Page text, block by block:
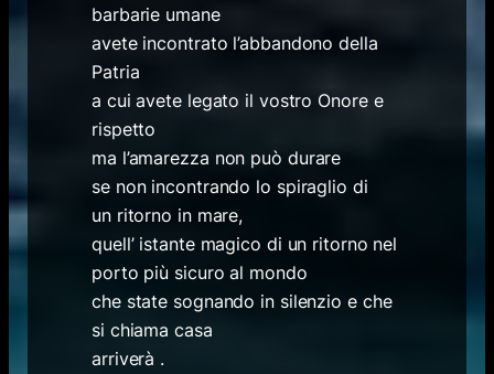
barbarie umane
avete incontrato l’abbandono della
Patria
a cui avete legato il vostro Onore e
rispetto
ma l’amarezza non può durare
se non incontrando lo spiraglio di
un ritorno in mare,
quell’ istante magico di un ritorno nel
porto più sicuro al mondo
che state sognando in silenzio e che
si chiama casa
arriverà .